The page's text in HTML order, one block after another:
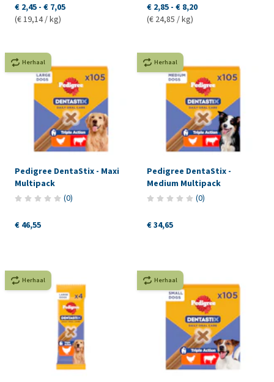
€ 2,45 - € 7,05
(€ 19,14 / kg)
€ 2,85 - € 8,20
(€ 24,85 / kg)
Herhaal
Pedigree DentaStix - Maxi
Multipack
(0)
€ 46,55
Herhaal
Pedigree DentaStix -
Medium Multipack
(0)
€ 34,65
Herhaal Herhaal